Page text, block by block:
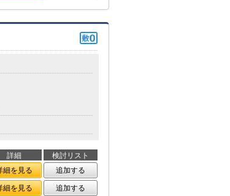
詳細
検討リスト
細を見る
追加する
細を見る 追加する